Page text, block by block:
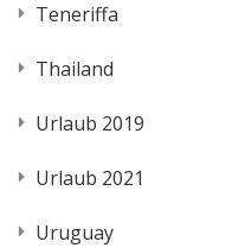
Teneriffa
Thailand
Urlaub 2019
Urlaub 2021
Uruguay